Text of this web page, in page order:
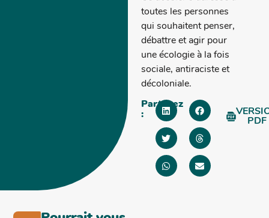
toutes les personnes
qui souhaitent penser,
débattre et agir pour
une écologie à la fois
sociale, antiraciste et
décoloniale.
Partagez
:
PDF